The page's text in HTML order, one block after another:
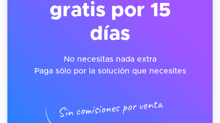
gratis por 15
días
No necesitas nada extra
Paga sólo por la solución que necesites
Sin comisiones por venta